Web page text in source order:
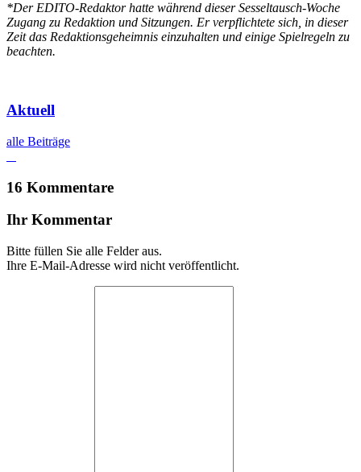
*Der EDITO-Redaktor hatte während dieser Sesseltausch-Woche
Zugang zu Redaktion und Sitzungen. Er verpflichtete sich, in dieser
Zeit das Redaktionsgeheimnis einzuhalten und einige Spielregeln zu
beachten.
Aktuell
alle Beiträge
16 Kommentare
Ihr Kommentar
Bitte füllen Sie alle Felder aus.
Ihre E-Mail-Adresse wird nicht veröffentlicht.